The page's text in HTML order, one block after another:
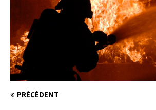
PRÉCÉDENT